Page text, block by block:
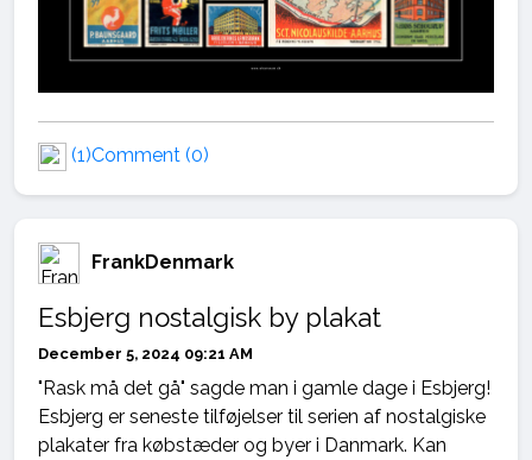
(1)Comment (0)
FrankDenmark
Esbjerg nostalgisk by plakat
December 5, 2024 09:21 AM
"Rask må det gå" sagde man i gamle dage i Esbjerg!
Esbjerg er seneste tilføjelser til serien af nostalgiske
plakater fra købstæder og byer i Danmark. Kan